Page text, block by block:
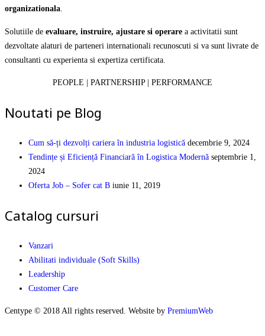
organizationala
Solutiile de evaluare, instruire, ajustare si operare a activitatii sunt
dezvoltate alaturi de parteneri internationali recunoscuti si va sunt livrate de
consultanti cu experienta si expertiza certificata.
PEOPLE | PARTNERSHIP | PERFORMANCE
Noutati pe Blog
Cum să-ți dezvolți cariera în industria logistică decembrie 9, 2024
Tendințe și Eficiență Financiară în Logistica Modernă septembrie 1,
2024
Oferta Job – Sofer cat B iunie 11, 2019
Catalog cursuri
Vanzari
Abilitati individuale (Soft Skills)
Leadership
Customer Care
Centype © 2018 All rights reserved. Website by PremiumWeb